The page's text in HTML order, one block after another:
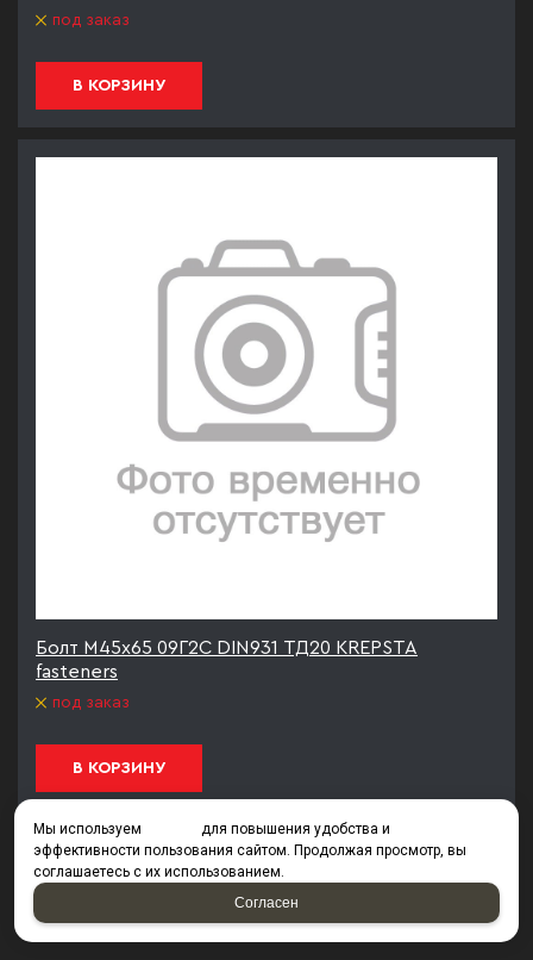
под заказ
В КОРЗИНУ
Болт М45х65 09Г2С DIN931 ТД20 KREPSTA
fasteners
под заказ
В КОРЗИНУ
1 2 3 4 5 6 7 8 9 10 11
12
Мы используем
для повышения удобства и
эффективности пользования сайтом. Продолжая просмотр, вы
соглашаетесь с их использованием.
Согласен